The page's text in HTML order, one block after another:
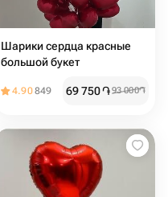
Шарики сердца красные
большой букет
4.90849 69 750֏93 000֏